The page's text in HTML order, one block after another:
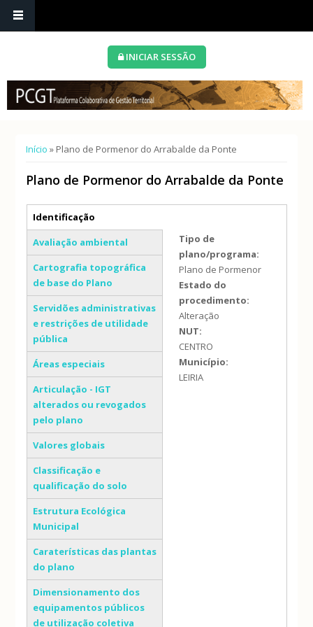
INICIAR SESSÃO
Está aqui
Início » Plano de Pormenor do Arrabalde da Ponte
Plano de Pormenor do Arrabalde da Ponte
Separadores verticais
Identificação
(separador ativo)
Avaliação ambiental
Cartografia topográfica
de base do Plano
Servidões administrativas
e restrições de utilidade
pública
Áreas especiais
Articulação - IGT
alterados ou revogados
pelo plano
Valores globais
Classificação e
qualificação do solo
Estrutura Ecológica
Municipal
Caraterísticas das plantas
do plano
Dimensionamento dos
equipamentos públicos
de utilização coletiva
Tipo de
plano/programa:
Plano de Pormenor
Estado do
procedimento:
Alteração
NUT:
CENTRO
Município:
LEIRIA